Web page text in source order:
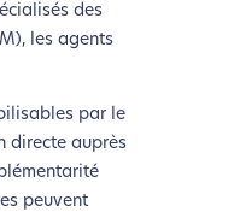
des
les agents
par le
directe auprès
peuvent